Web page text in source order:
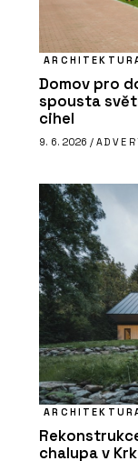
Domov pro
spousta
cihel
9. 6. 2026 /
chalupa v